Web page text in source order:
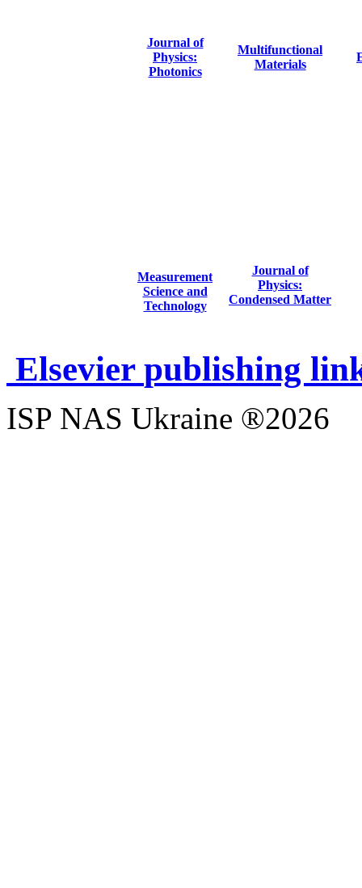
Journal of
Physics:
Photonics
Multifunctional
Materials
Measurement
Science and
Technology
Journal of
Physics:
Condensed Matter
Elsevier publishing
ISP NAS Ukraine ®2026